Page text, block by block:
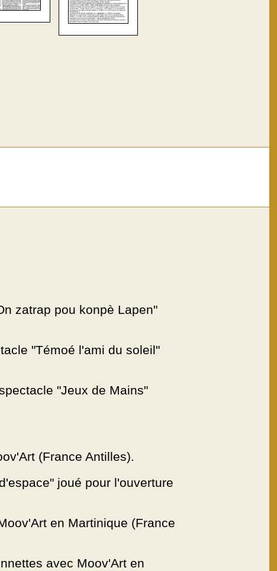
zatrap pou konpè Lapen"
"Témoé l'ami du soleil"
"Jeux de Mains"
(France Antilles).
joué pour l'ouverture
en Martinique (France
avec Moov'Art en